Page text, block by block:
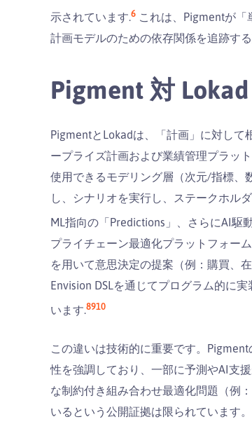
示されています.6 これは、Pigmentが「
計画モデルのための依存関係を追跡す
Pigment 対 Lokad
PigmentとLokadは、「計画」に対して
ープライズ計画および業績管理プラッ
使用できるモデリング層（次元/指標、
し、シナリオを実行し、ステークホル
ML指向の「Predictions」、さらにAI駆
プライチェーン最適化プラットフォー
を用いて意思決定の提案（例：購買、
Envision DSLを通じてプログラム的に
います.8910
この違いは技術的に重要です。
性を強調しており、一部に予測やAI支
な制約付き組み合わせ最適化問題（例
いるという公開証拠は限られています